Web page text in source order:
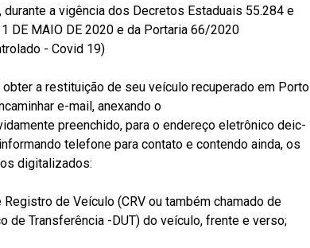
a vigência dos Decretos Estaduais 55.284 e
DE MAIO DE 2020 e da Portaria 66/2020
- Covid 19)
a restituição de seu veículo recuperado em Porto
e-mail, anexando o
preenchido, para o endereço eletrônico deic-
telefone para contato e contendo ainda, os
digitalizados:
de Veículo (CRV ou também chamado de
de Transferência -DUT) do veículo, frente e verso;